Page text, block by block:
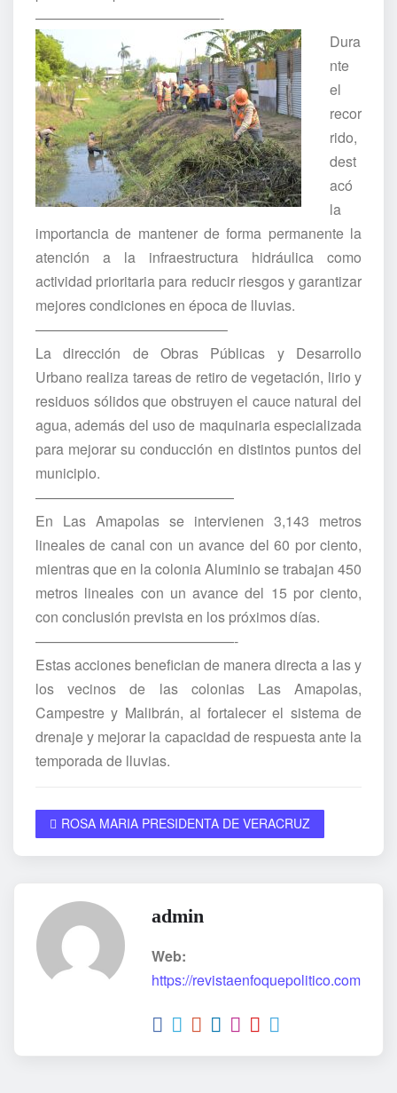
—————————————-
Dura
nte
el
recor
rido,
dest
acó
la
importancia de mantener de forma permanente la
atención a la infraestructura hidráulica como
actividad prioritaria para reducir riesgos y garantizar
mejores condiciones en época de lluvias.
—————————————–
La dirección de Obras Públicas y Desarrollo
Urbano realiza tareas de retiro de vegetación, lirio y
residuos sólidos que obstruyen el cauce natural del
agua, además del uso de maquinaria especializada
para mejorar su conducción en distintos puntos del
municipio.
——————————————
En Las Amapolas se intervienen 3,143 metros
lineales de canal con un avance del 60 por ciento,
mientras que en la colonia Aluminio se trabajan 450
metros lineales con un avance del 15 por ciento,
con conclusión prevista en los próximos días.
——————————————-
Estas acciones benefician de manera directa a las y
los vecinos de las colonias Las Amapolas,
Campestre y Malibrán, al fortalecer el sistema de
drenaje y mejorar la capacidad de respuesta ante la
temporada de lluvias.
ROSA MARIA PRESIDENTA DE VERACRUZ
admin
Web:
https://revistaenfoquepolitico.com